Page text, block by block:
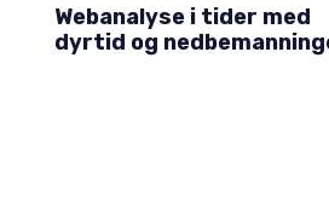
Webanalyse i tider med
dyrtid og